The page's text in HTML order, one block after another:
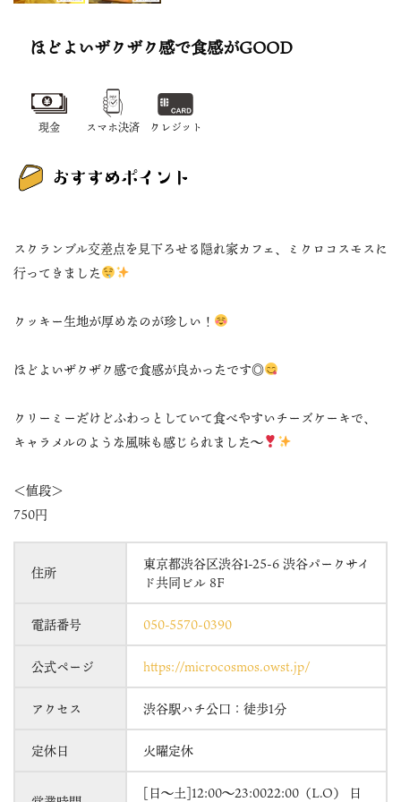
ほどよいザクザク感で食感がGOOD
現金 スマホ決済 クレジット
スクランブル交差点を見下ろせる隠れ家カフェ、ミクロコスモスに
行ってきました
クッキー生地が厚めなのが珍しい！
ほどよいザクザク感で食感が良かったです◎
クリーミーだけどふわっとしていて食べやすいチーズケーキで、
キャラメルのような風味も感じられました〜
＜値段＞
750円
住所
東京都渋谷区渋谷1-25-6 渋谷パークサイ
ド共同ビル 8F
電話番号 050-5570-0390
公式ページ https://microcosmos.owst.jp/
アクセス 渋谷駅ハチ公口：徒歩1分
定休日 火曜定休
[日～土]12:00～23:0022:00（L.O） 日